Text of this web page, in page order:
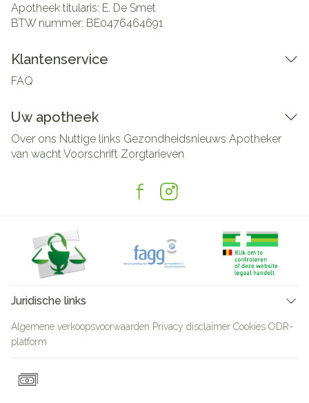
Apotheek titularis: E. De Smet
BTW nummer: BE0476464691
Klantenservice
FAQ
Uw apotheek
Over ons Nuttige links Gezondheidsnieuws Apotheker
van wachtVoorschrift Zorgtarieven
Juridische links
Algemene verkoopsvoorwaarden Privacy disclaimer Cookies ODR-
platform